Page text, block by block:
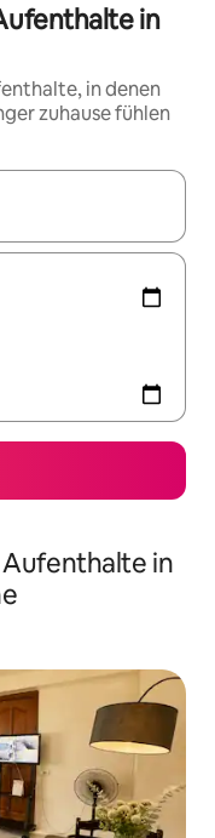
in
in denen
zuhause fühlen
mit den
in